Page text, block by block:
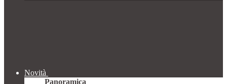
Novità
Panoramica